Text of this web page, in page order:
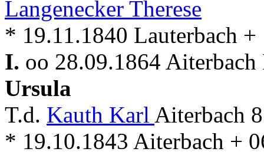
Langenecker Therese
* 19.11.1840 Lauterbach
I. oo 28.09.1864
Ursula
T.d. Kauth Karl Aiterbach
* 19.10.1843 Aiterbach +